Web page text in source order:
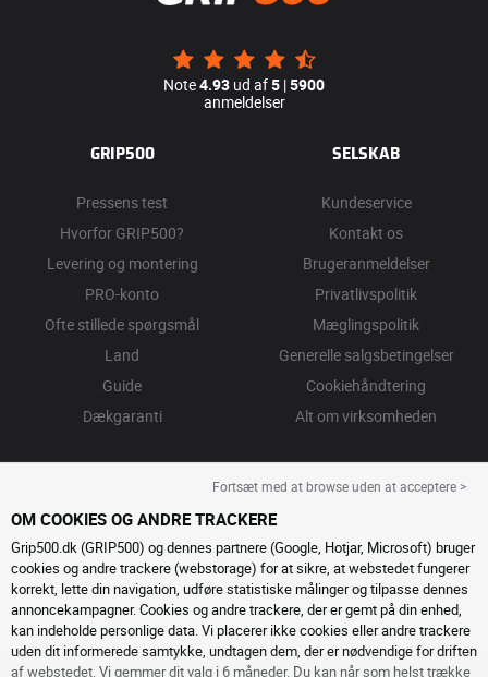
Note4.93 ud af5 |5900
anmeldelser
GRIP500
Pressens test
Hvorfor GRIP500?
Levering og montering
PRO-konto
Ofte stillede spørgsmål
Land
Guide
Dækgaranti
SELSKAB
Kundeservice
Kontakt os
Brugeranmeldelser
Privatlivspolitik
Mæglingspolitik
Generelle salgsbetingelser
Cookiehåndtering
Alt om virksomheden
Fortsæt med at browse uden at acceptere >
OM COOKIES OG ANDRE TRACKERE
Grip500.dk (GRIP500) og dennes partnere (Google, Hotjar, Microsoft) bruger
cookies og andre trackere (webstorage) for at sikre, at webstedet fungerer
korrekt, lette din navigation, udføre statistiske målinger og tilpasse dennes
annoncekampagner. Cookies og andre trackere, der er gemt på din enhed,
kan indeholde personlige data. Vi placerer ikke cookies eller andre trackere
uden dit informerede samtykke, undtagen dem, der er nødvendige for driften
af ​​webstedet. Vi gemmer dit valg i 6 måneder. Du kan når som helst trække